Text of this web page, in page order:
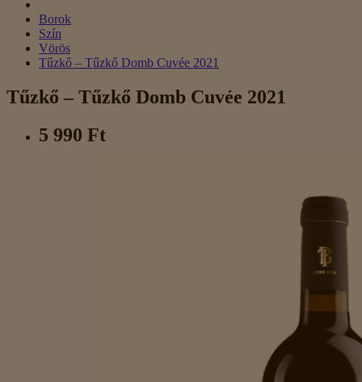
Borok
Szín
Vörös
Tűzkő – Tűzkő Domb Cuvée 2021
Tűzkő – Tűzkő Domb Cuvée 2021
5 990 Ft